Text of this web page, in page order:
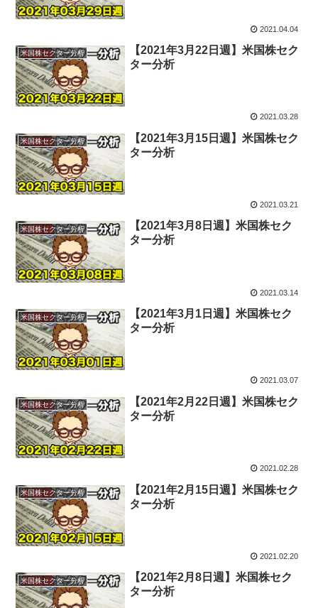
2021.04.04
米国株セクター分析
【2021年3月22日週】米国株セク
ター分析
2021.03.28
米国株セクター分析
【2021年3月15日週】米国株セク
ター分析
2021.03.21
米国株セクター分析
【2021年3月8日週】米国株セク
ター分析
2021.03.14
米国株セクター分析
【2021年3月1日週】米国株セク
ター分析
2021.03.07
米国株セクター分析
【2021年2月22日週】米国株セク
ター分析
2021.02.28
米国株セクター分析
【2021年2月15日週】米国株セク
ター分析
2021.02.20
米国株セクター分析
【2021年2月8日週】米国株セク
ター分析